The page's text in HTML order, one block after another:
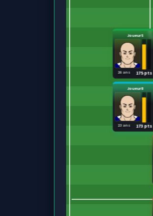
Joueur5
175 pts
26 ans
Joueur8
173 pts
23 ans